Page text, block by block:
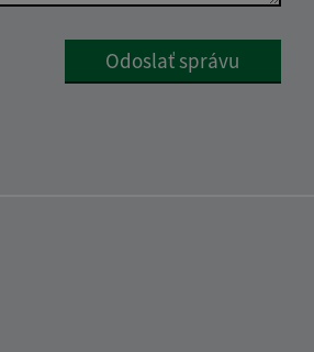
Google reCaptcha Response
Odoslať správu